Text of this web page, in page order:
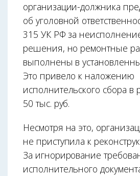
организации-должника
об уголовной
315 УК РФ за
решения, но ремонтные
выполнены в
Это привело к наложению
исполнительского сбора в
50 тыс. руб.
Несмотря на это,
не приступила к
За игнорирование
исполнительного